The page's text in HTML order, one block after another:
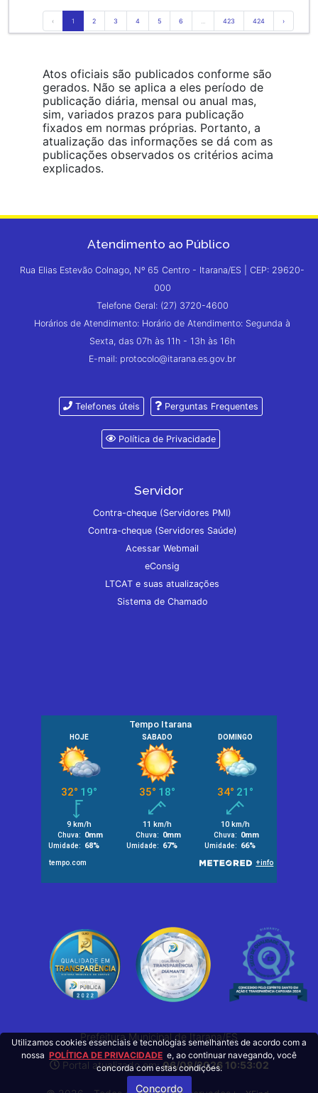
‹ 1 2 3 4 5 6 423 424 ›
Atos oficiais são publicados conforme são
gerados. Não se aplica a eles período de
publicação diária, mensal ou anual mas,
sim, variados prazos para publicação
fixados em normas próprias. Portanto, a
atualização das informações se dá com as
publicações observados os critérios acima
explicados.
Atendimento ao Público
Rua Elias Estevão Colnago, Nº 65 Centro - Itarana/ES | CEP: 29620-
000
Telefone Geral: (27) 3720-4600
Horários de Atendimento: Horário de Atendimento: Segunda à
Sexta, das 07h às 11h - 13h às 16h
E-mail: protocolo@itarana.es.gov.br
Telefones úteis Perguntas Frequentes
Política de Privacidade
Servidor
Contra-cheque (Servidores PMI)
Contra-cheque (Servidores Saúde)
Acessar Webmail
eConsig
LTCAT e suas atualizações
Sistema de Chamado
Prefeitura Municipal de Itarana/ES
Portal atualizado em:06/08/2026 10:53:02
Utilizamos cookies essenciais e tecnologias semelhantes de acordo com a
nossa POLÍTICA DE PRIVACIDADE e, ao continuar navegando, você
concorda com estas condições.
Concordo